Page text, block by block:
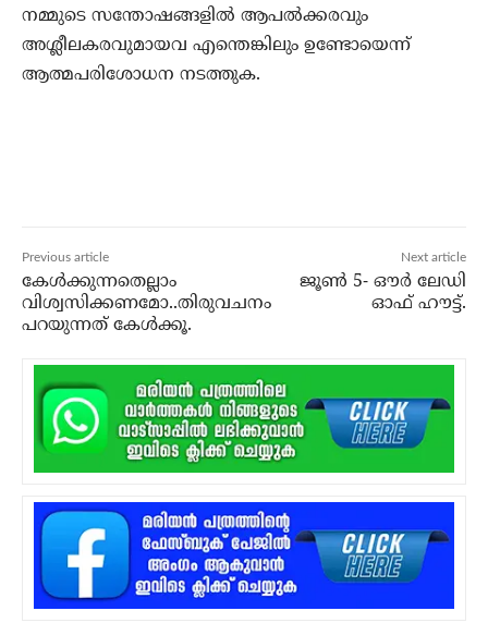
നമ്മുടെ സന്തോഷങ്ങളില്‍ ആപല്‍ക്കരവും
അശ്ലീലകരവുമായവ എന്തെങ്കിലും ഉണ്ടോയെന്ന്
ആത്മപരിശോധന നടത്തുക.
Previous article
കേള്‍ക്കുന്നതെല്ലാം
വിശ്വസിക്കണമോ..തിരുവചനം
പറയുന്നത് കേള്‍ക്കൂ.
Next article
ജൂണ്‍ 5- ഔര്‍ ലേഡി
ഓഫ് ഹൗട്ട്.